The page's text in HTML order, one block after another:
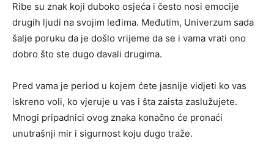
Ribe su znak koji duboko osjeća i često nosi emocije
drugih ljudi na svojim leđima. Međutim, Univerzum sada
šalje poruku da je došlo vrijeme da se i vama vrati ono
dobro što ste dugo davali drugima.
Pred vama je period u kojem ćete jasnije vidjeti ko vas
iskreno voli, ko vjeruje u vas i šta zaista zaslužujete.
Mnogi pripadnici ovog znaka konačno će pronaći
unutrašnji mir i sigurnost koju dugo traže.